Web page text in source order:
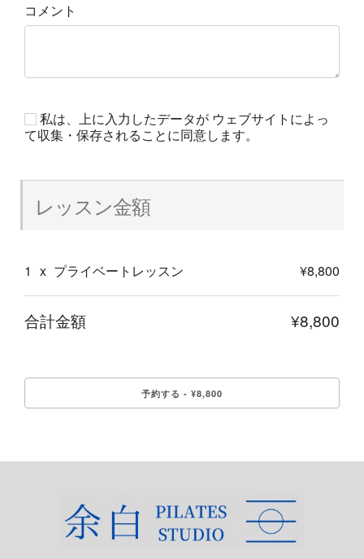
コメント
私は、上に入力したデータが ウェブサイトによっ
て収集・保存されることに同意します。
レッスン金額
1 x プライベートレッスン ¥8,800
合計金額 ¥8,800